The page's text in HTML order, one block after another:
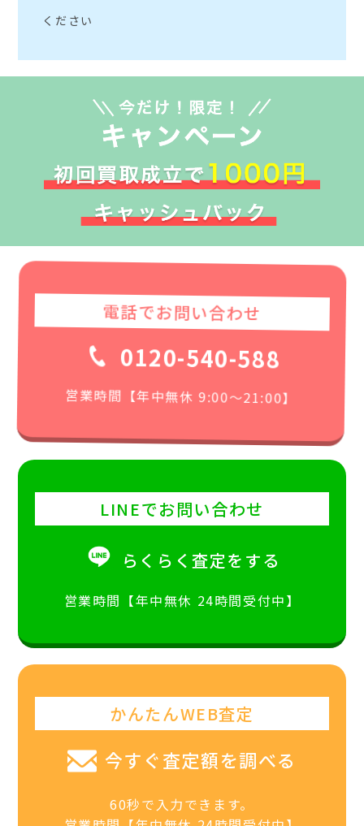
ください
電話でお問い合わせ
0120-540-588
営業時間【年中無休 9:00〜21:00】
LINEでお問い合わせ
らくらく査定をする
営業時間【年中無休 24時間受付中】
かんたんWEB査定
今すぐ査定額を調べる
60秒で入力できます。